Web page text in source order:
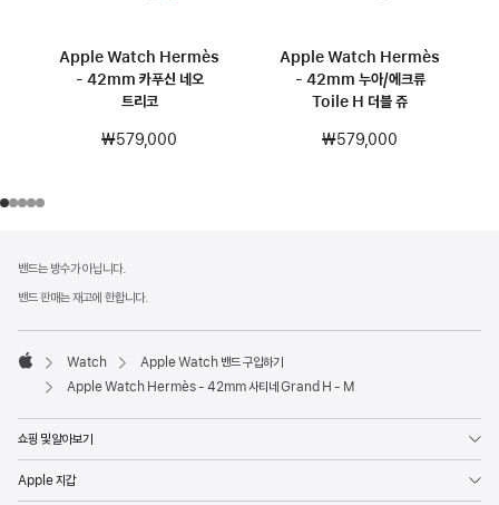
Apple Watch Hermès
- 42mm 카푸신 네오
트리코
₩579,000
Apple Watch Hermès
- 42mm 누아/에크류
Toile H 더블 쥬
₩579,000
밴드는 방수가 아닙니다.
밴드 판매는 재고에 한합니다.
Apple
Watch
Apple Watch 밴드 구입하기
Apple Watch Hermès - 42mm 사티네 Grand H - M
쇼핑 및 알아보기
Apple 지갑